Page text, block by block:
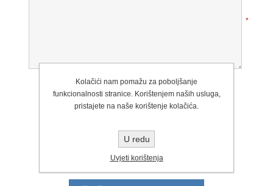
*
Ocjena:
Loše
Izvrstan
Kolačići nam pomažu za poboljšanje
funkcionalnosti stranice. Korištenjem naših usluga,
pristajete na naše korištenje kolačića.
U redu
Uvjeti korištenja